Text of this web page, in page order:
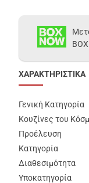
ΧΑΡΑΚΤΗΡΙΣΤΙΚΑ
Γενική Κατηγορία
Κουζίνες του
Προέλευση
Κατηγορία
Διαθεσιμότητα
Υποκατηγορία